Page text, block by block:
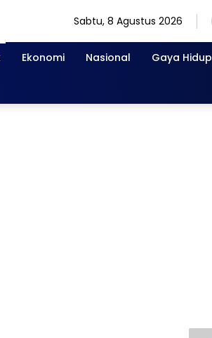
Sabtu, 8 Agustus 2026
Ekonomi Nasional Gaya Hidup